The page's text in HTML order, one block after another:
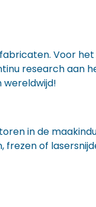
Voor
research
in de
of